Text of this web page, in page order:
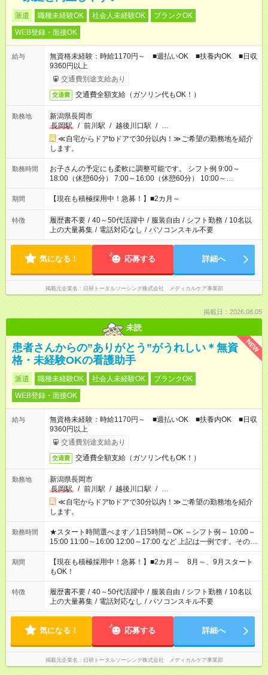
派遣 職種未経験OK 社会人未経験OK
ブランクOK
WEB登録・面接OK
給与
無資格未経験：時給1170円～ ■週払いOK ■扶養内OK ■日収
9360円以上
交通費別途支給あり
交通費 交通費全額支給（ガソリン代もOK！）
勤務地
新潟県長岡市
長岡駅
/ 前川駅 / 越後川口駅 / …
≪自宅からドアtoドアで30分以内！≫ご希望の勤務地を紹介
します。
勤務時間
お子さんの予定にも柔軟に調整可能です。 シフト例 9:00～
18:00（休憩60分） 7:00～16:00（休憩60分） 10:00～
19:00（休憩60分） ※Wワーク希望の方へ 今ご覧のお仕事で希
望する勤務時間と、もう1つのお仕事の勤務時間の合計が 週40
期間 【現在も積極採用中！急募！】■2カ月～
特徴 履歴書不要 / 40～50代活躍中 / 服装自由 / シフト勤務 / 10名以
上の大量募集 / 電話対応なし / パソコンスキル不要
気になる！ 応募する 詳細へ
掲載元企業名 日研トータルソーシング株式会社 メディカルケア事業部
掲載日：2026.08.05
未読
NEW
患者さんからの”ありがとう”がうれしい＊無資
格・未経験OKの看護助手
派遣 職種未経験OK 社会人未経験OK
ブランクOK
WEB登録・面接OK
給与
無資格未経験：時給1170円～ ■週払いOK ■扶養内OK ■日収
9360円以上
交通費別途支給あり
交通費 交通費全額支給（ガソリン代もOK！）
勤務地
新潟県長岡市
長岡駅
/ 前川駅 / 越後川口駅 / …
≪自宅からドアtoドアで30分以内！≫ご希望の勤務地を紹介
します。
勤務時間
★スタート時間選べます／1日5時間～OK ～シフト例～ 10:00～
15:00 11:00～16:00 12:00～17:00 など 上記は一例です。その他
シフトもご相談ください。 ※Wワークの場合当社と合わせて法
定労働時間が週40時間を超えなければOKです。
期間
【現在も積極採用中！急募！】■2カ月～ 8月～、9月スタート
もOK！
特徴 履歴書不要 / 40～50代活躍中 / 服装自由 / シフト勤務 / 10名以
上の大量募集 / 電話対応なし / パソコンスキル不要
気になる！ 応募する 詳細へ
掲載元企業名 日研トータルソーシング株式会社 メディカルケア事業部